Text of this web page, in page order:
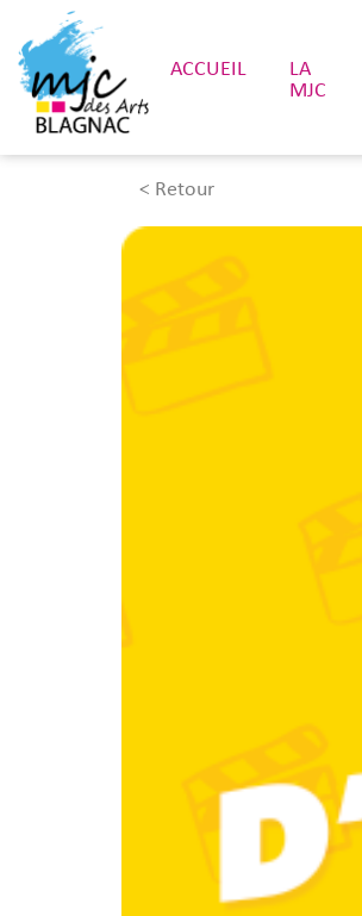
ACCUEIL
LA
MJC
< Retour